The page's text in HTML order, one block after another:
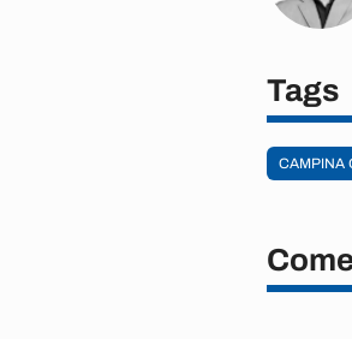
Tags
CAMPINA